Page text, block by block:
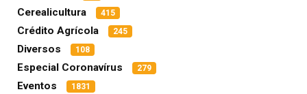
Cerealicultura 415
Crédito Agrícola 245
Diversos 108
Especial Coronavírus 279
Eventos 1831